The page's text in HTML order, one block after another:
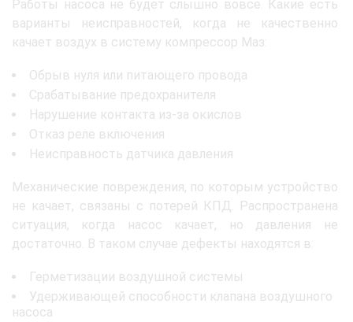
Работы насоса не будет слышно вовсе. Какие есть
варианты неисправностей, когда не качественно
качает воздух в систему компрессор Маз:
Обрыв нуля или питающего провода
Срабатывание предохранителя
Нарушение контакта из-за окислов
Отказ реле включения
Неисправность датчика давления
Механические повреждения, по которым устройство
не качает, связаны с потерей КПД. Распространена
ситуация, когда насос качает, но давления не
достаточно. В таком случае дефекты находятся в:
Герметизации воздушной системы
Удерживающей способности клапана воздушного
насоса